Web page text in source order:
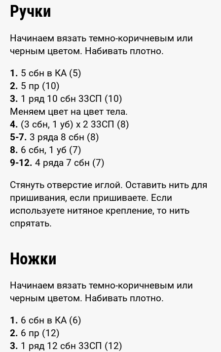
Ручки
Начинаем вязать темно-коричневым или
черным цветом. Набивать плотно.
1. 5 сбн в КА (5)
2. 5 пр (10)
3. 1 ряд 10 сбн 33СП (10)
Меняем цвет на цвет тела.
4. (3 сбн, 1 уб) х 2 33СП (8)
5-7. 3 ряда 8 сбн (8)
8. 6 сбн, 1 уб (7)
9-12. 4 ряда 7 сбн (7)
Стянуть отверстие иглой. Оставить нить для
пришивания, если пришиваете. Если
используете нитяное крепление, то нить
спрятать.
Ножки
Начинаем вязать темно-коричневым или
черным цветом. Набивать плотно.
1. 6 сбн в КА (6)
2. 6 пр (12)
3. 1 ряд 12 сбн 33СП (12)